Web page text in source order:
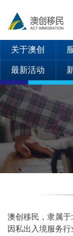
关于澳创
最新活动
澳创移民，隶属
因私出入境服务